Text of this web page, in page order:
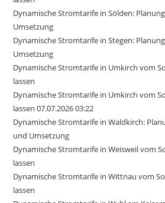
Dynamische Stromtarife in Sölden:
Umsetzung
Dynamische Stromtarife in Stegen:
Umsetzung
Dynamische Stromtarife in Umkirch vom
lassen
Dynamische Stromtarife in Umkirch vom
lassen 07.07.2026 03:22
Dynamische Stromtarife in Waldkirch:
und Umsetzung
Dynamische Stromtarife in Weisweil vom
lassen
Dynamische Stromtarife in Wittnau vom
lassen